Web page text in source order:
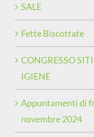
SALE
Fette Biscottate
CONGRESSO
IGIENE
Appuntamenti di
novembre 2024